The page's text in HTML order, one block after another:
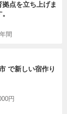
点を立ち上げま
間
で新しい宿作り
円